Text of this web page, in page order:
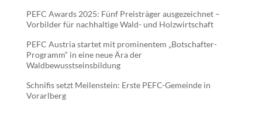
PEFC Awards 2025: Fünf Preisträger ausgezeichnet –
Vorbilder für nachhaltige Wald- und Holzwirtschaft
PEFC Austria startet mit prominentem „Botschafter-
Programm“ in eine neue Ära der
Waldbewusstseinsbildung
Schnifis setzt Meilenstein: Erste PEFC-Gemeinde in
Vorarlberg